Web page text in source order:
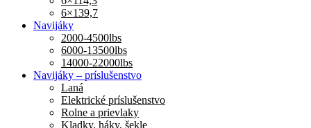
6×139,7
Navijáky
2000-4500lbs
6000-13500lbs
14000-22000lbs
Navijáky – príslušenstvo
Laná
Elektrické príslušenstvo
Rolne a prievlaky
Kladky, háky, šekle